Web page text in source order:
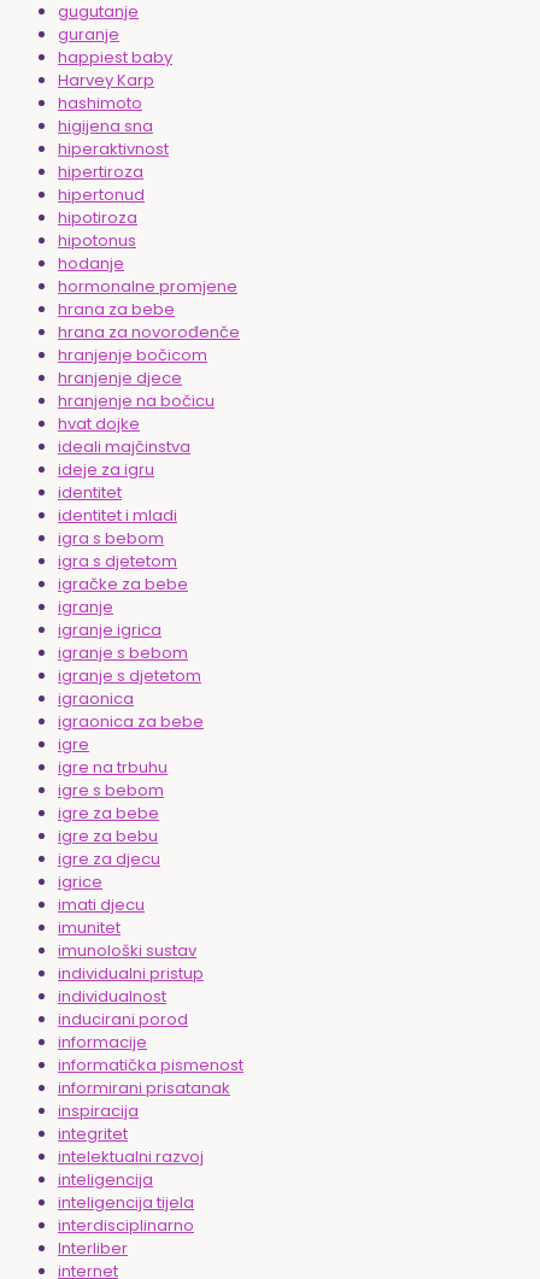
gugutanje
guranje
happiest baby
Harvey Karp
hashimoto
higijena sna
hiperaktivnost
hipertiroza
hipertonud
hipotiroza
hipotonus
hodanje
hormonalne promjene
hrana za bebe
hrana za novorođenče
hranjenje bočicom
hranjenje djece
hranjenje na bočicu
hvat dojke
ideali majčinstva
ideje za igru
identitet
identitet i mladi
igra s bebom
igra s djetetom
igračke za bebe
igranje
igranje igrica
igranje s bebom
igranje s djetetom
igraonica
igraonica za bebe
igre
igre na trbuhu
igre s bebom
igre za bebe
igre za bebu
igre za djecu
igrice
imati djecu
imunitet
imunološki sustav
individualni pristup
individualnost
inducirani porod
informacije
informatička pismenost
informirani prisatanak
inspiracija
integritet
intelektualni razvoj
inteligencija
inteligencija tijela
interdisciplinarno
Interliber
internet